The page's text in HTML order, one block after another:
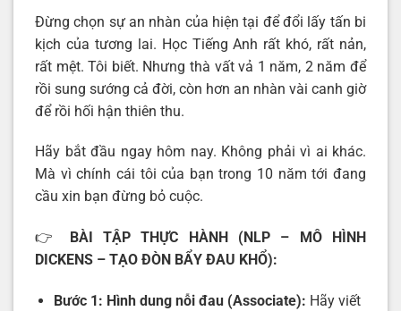
Đừng chọn sự an nhàn của hiện tại để đổi lấy tấn bi
kịch của tương lai. Học Tiếng Anh rất khó, rất nản,
rất mệt. Tôi biết. Nhưng thà vất vả 1 năm, 2 năm để
rồi sung sướng cả đời, còn hơn an nhàn vài canh giờ
để rồi hối hận thiên thu.
Hãy bắt đầu ngay hôm nay. Không phải vì ai khác.
Mà vì chính cái tôi của bạn trong 10 năm tới đang
cầu xin bạn đừng bỏ cuộc.
👉
BÀI TẬP THỰC HÀNH (NLP – MÔ HÌNH
DICKENS – TẠO ĐÒN BẨY ĐAU KHỔ):
Bước 1: Hình dung nỗi đau (Associate): Hãy viết